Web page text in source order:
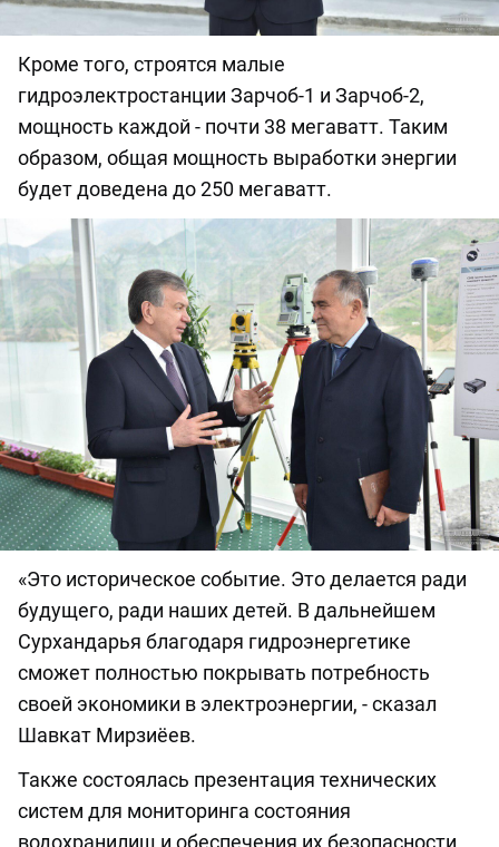
Кроме того, строятся малые
гидроэлектростанции Зарчоб-1 и Зарчоб-2,
мощность каждой - почти 38 мегаватт. Таким
образом, общая мощность выработки энергии
будет доведена до 250 мегаватт.
«Это историческое событие. Это делается ради
будущего, ради наших детей. В дальнейшем
Сурхандарья благодаря гидроэнергетике
сможет полностью покрывать потребность
своей экономики в электроэнергии, - сказал
Шавкат Мирзиёев.
Также состоялась презентация технических
систем для мониторинга состояния
водохранилищ и обеспечения их безопасности,